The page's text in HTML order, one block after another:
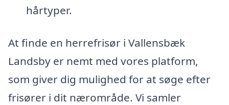
hårtyper.
At finde en herrefrisør i Vallensbæk
Landsby er nemt med vores platform,
som giver dig mulighed for at søge efter
frisører i dit nærområde. Vi samler